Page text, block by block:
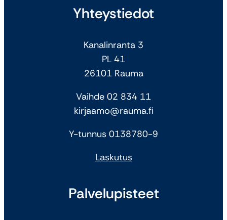
Yhteystiedot
Kanalinranta 3
PL 41
26101 Rauma
Vaihde 02 834 11
kirjaamo@rauma.fi
Y-tunnus 0138780-9
Laskutus
Palvelupisteet